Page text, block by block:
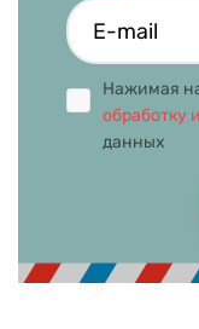
Нажимая
обработку
данных